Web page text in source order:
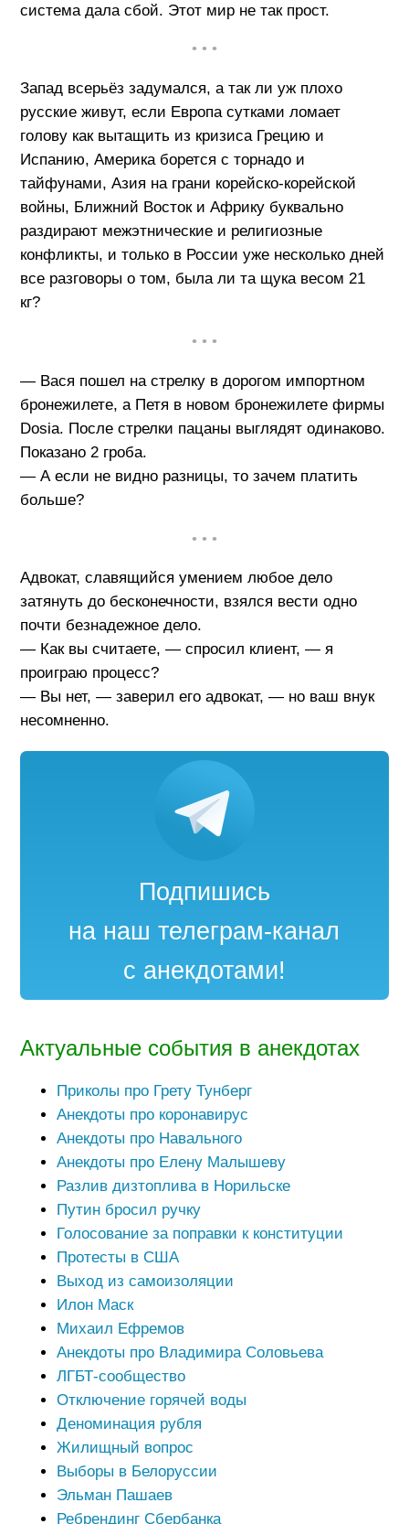
система дала сбой. Этот мир не так прост.
• • •
Запад всерьёз задумался, а так ли уж плохо
русские живут, если Европа сутками ломает
голову как вытащить из кризиса Грецию и
Испанию, Америка борется с торнадо и
тайфунами, Азия на грани корейско-корейской
войны, Ближний Восток и Африку буквально
раздирают межэтнические и религиозные
конфликты, и только в России уже несколько дней
все разговоры о том, была ли та щука весом 21
кг?
• • •
— Вася пошел на стрелку в дорогом импортном
бронежилете, а Петя в новом бронежилете фирмы
Dosia. После стрелки пацаны выглядят одинаково.
Показано 2 гроба.
— А если не видно разницы, то зачем платить
больше?
• • •
Адвокат, славящийся умением любое дело
затянуть до бесконечности, взялся вести одно
почти безнадежное дело.
— Как вы считаете, — спросил клиент, — я
проиграю процесс?
— Вы нет, — заверил его адвокат, — но ваш внук
несомненно.
Подпишись
на наш телеграм-канал
с анекдотами!
Актуальные события в анекдотах
Приколы про Грету Тунберг
Анекдоты про коронавирус
Анекдоты про Навального
Анекдоты про Елену Малышеву
Разлив дизтоплива в Норильске
Путин бросил ручку
Голосование за поправки к конституции
Протесты в США
Выход из самоизоляции
Илон Маск
Михаил Ефремов
Анекдоты про Владимира Соловьева
ЛГБТ-сообщество
Отключение горячей воды
Деноминация рубля
Жилищный вопрос
Выборы в Белоруссии
Эльман Пашаев
Ребрендинг Сбербанка